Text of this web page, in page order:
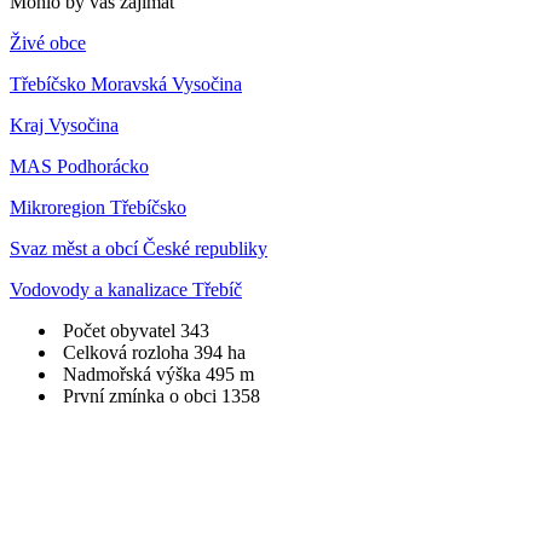
Živé obce
Třebíčsko Moravská Vysočina
Kraj Vysočina
MAS Podhorácko
Mikroregion Třebíčsko
Svaz měst a obcí České republiky
Vodovody a kanalizace Třebíč
Počet obyvatel 343
Celková rozloha 394 ha
Nadmořská výška 495 m
První zmínka o obci 1358